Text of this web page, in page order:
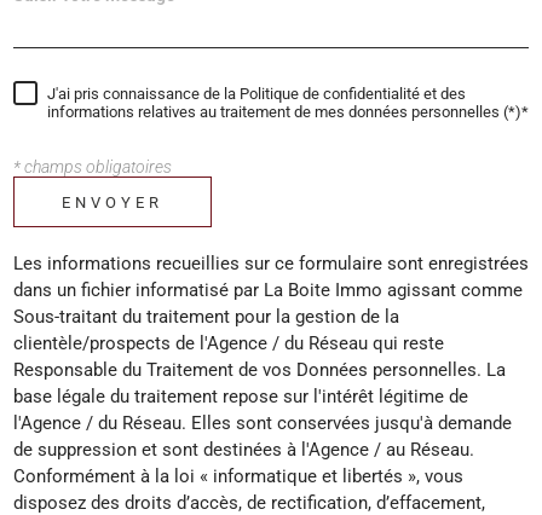
J'ai pris connaissance de la Politique de confidentialité et des
informations relatives au traitement de mes données personnelles (*)*
* champs obligatoires
ENVOYER
Les informations recueillies sur ce formulaire sont enregistrées
dans un fichier informatisé par La Boite Immo agissant comme
Sous-traitant du traitement pour la gestion de la
clientèle/prospects de l'Agence / du Réseau qui reste
Responsable du Traitement de vos Données personnelles. La
base légale du traitement repose sur l'intérêt légitime de
l'Agence / du Réseau. Elles sont conservées jusqu'à demande
de suppression et sont destinées à l'Agence / au Réseau.
Conformément à la loi « informatique et libertés », vous
disposez des droits d’accès, de rectification, d’effacement,